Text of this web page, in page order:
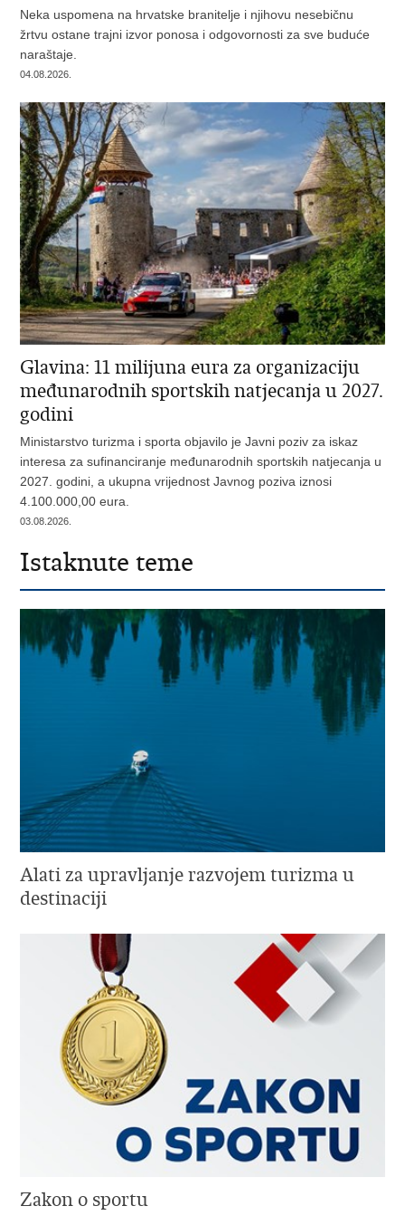
Neka uspomena na hrvatske branitelje i njihovu nesebičnu
žrtvu ostane trajni izvor ponosa i odgovornosti za sve buduće
naraštaje.
04.08.2026.
Glavina: 11 milijuna eura za organizaciju
međunarodnih sportskih natjecanja u 2027.
godini
Ministarstvo turizma i sporta objavilo je Javni poziv za iskaz
interesa za sufinanciranje međunarodnih sportskih natjecanja u
2027. godini, a ukupna vrijednost Javnog poziva iznosi
4.100.000,00 eura.
03.08.2026.
Istaknute teme
Alati za upravljanje razvojem turizma u
destinaciji
Zakon o sportu